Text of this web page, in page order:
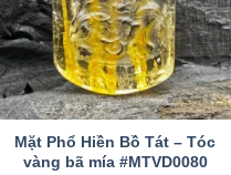
Mặt Phổ Hiền Bồ Tát – Tóc
vàng bã mía #MTVD0080